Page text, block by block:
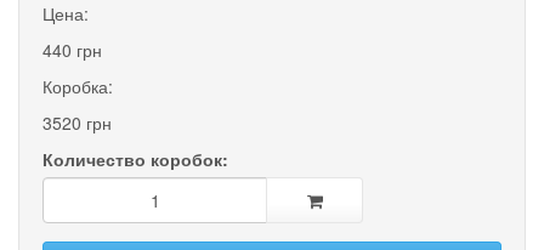
Цена:
440 грн
Коробка:
3520 грн
Количество коробок: